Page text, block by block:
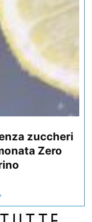
zuccheri
Zero